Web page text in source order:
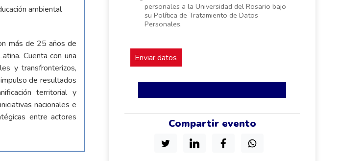
personales a la Universidad del Rosario bajo
su Política de Tratamiento de Datos
Personales.
Compartir evento
ambiental
más de 25 años de
Cuenta con una
y transfronterizos,
de resultados
territorial y
nacionales e
entre actores